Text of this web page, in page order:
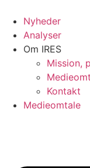
indhold
Nyheder
Analyser
Om IRES
Mission,
Kontakt
Medieomtale